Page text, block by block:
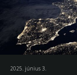
2025. június 3.